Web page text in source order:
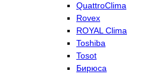
QuattroClima
Rovex
ROYAL Clima
Toshiba
Tosot
Бирюса